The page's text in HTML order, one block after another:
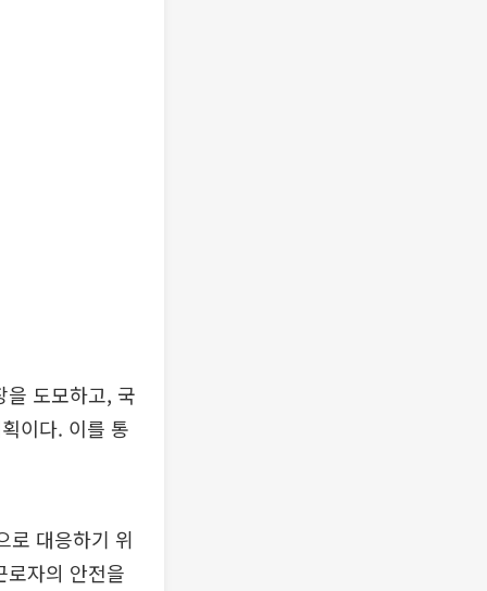
을 도모하고, 국
이다. 이를 통
로 대응하기 위
로자의 안전을